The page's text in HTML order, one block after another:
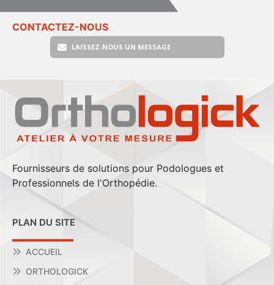
CONTACTEZ-NOUS
LAISSEZ-NOUS UN MESSAGE
Fournisseurs de solutions pour Podologues et
Professionnels de l'Orthopédie.
PLAN DU SITE
ACCUEIL
ORTHOLOGICK